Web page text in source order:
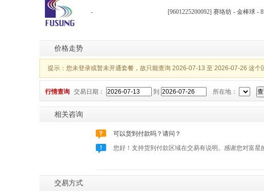
- [9601225200092] 赛络纺 - 金棒球 -
价格走势
提示：您未登录或暂未开通套餐，故只能查询 2026-07-13 至 2026-07-26 这
行情查询 交易日期： 到 所在地：
相关咨询
可以货到付款吗？请问？
您好！支持货到付款区域在交易有说明。感谢您对富星
交易方式